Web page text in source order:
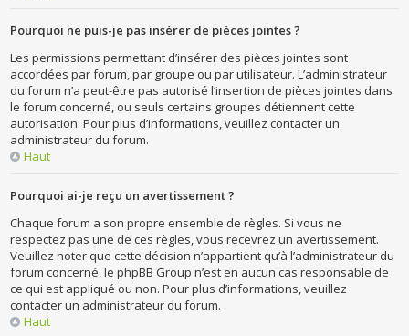
Pourquoi ne puis-je pas insérer de pièces jointes ?
Les permissions permettant d’insérer des pièces jointes sont
accordées par forum, par groupe ou par utilisateur. L’administrateur
du forum n’a peut-être pas autorisé l’insertion de pièces jointes dans
le forum concerné, ou seuls certains groupes détiennent cette
autorisation. Pour plus d’informations, veuillez contacter un
administrateur du forum.
Haut
Pourquoi ai-je reçu un avertissement ?
Chaque forum a son propre ensemble de règles. Si vous ne
respectez pas une de ces règles, vous recevrez un avertissement.
Veuillez noter que cette décision n’appartient qu’à l’administrateur du
forum concerné, le phpBB Group n’est en aucun cas responsable de
ce qui est appliqué ou non. Pour plus d’informations, veuillez
contacter un administrateur du forum.
Haut